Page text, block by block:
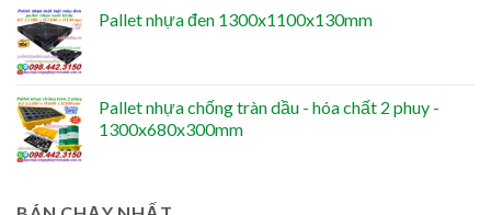
Pallet nhựa đen 1300x1100x130mm
Pallet nhựa chống tràn dầu - hóa chất 2 phuy -
1300x680x300mm